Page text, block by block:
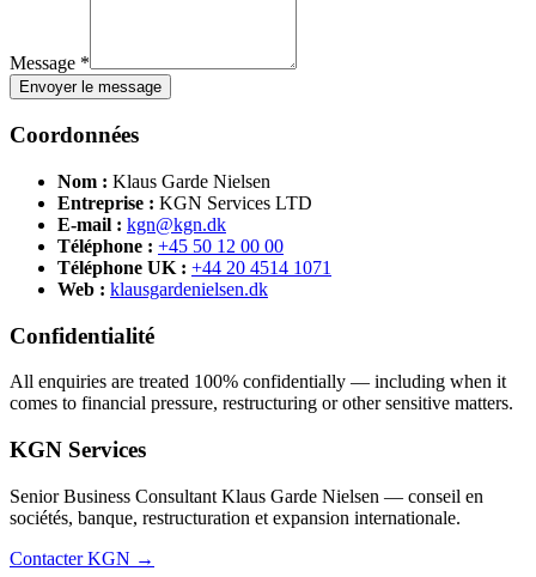
Message *
Envoyer le message
Coordonnées
Nom : Klaus Garde Nielsen
Entreprise : KGN Services LTD
E-mail : kgn@kgn.dk
Téléphone : +45 50 12 00 00
Téléphone UK : +44 20 4514 1071
Web : klausgardenielsen.dk
Confidentialité
All enquiries are treated 100% confidentially — including when it
comes to financial pressure, restructuring or other sensitive matters.
KGN Services
Senior Business Consultant Klaus Garde Nielsen — conseil en
sociétés, banque, restructuration et expansion internationale.
Contacter KGN →